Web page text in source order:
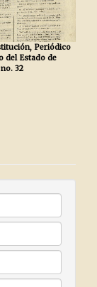
Periódico
del Estado de
32